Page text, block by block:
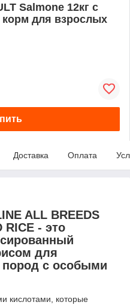
Salmone 12кг с
для взрослых
Доставка Оплата
ALL BREEDS
RICE - это
для
пород с особыми
кислотами, которые